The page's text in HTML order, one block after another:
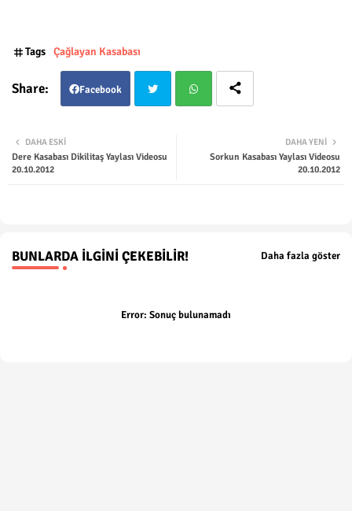
Tags Çağlayan Kasabası
Facebook
ter
DAHA YENI
Sorkun Kasabası Yaylası Videosu
20.10.2012
DAHA ESKI
Dere Kasabası Dikilitaş Yaylası Videosu
20.10.2012
BUNLARDA İLGINI ÇEKEBILIR! Daha fazla göster
Error: Sonuç bulunamadı